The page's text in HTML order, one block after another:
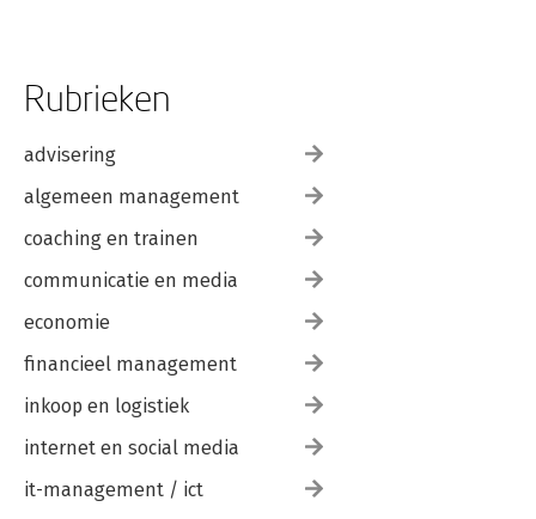
Rubrieken
advisering
algemeen management
coaching en trainen
communicatie en media
economie
financieel management
inkoop en logistiek
internet en social media
it-management / ict